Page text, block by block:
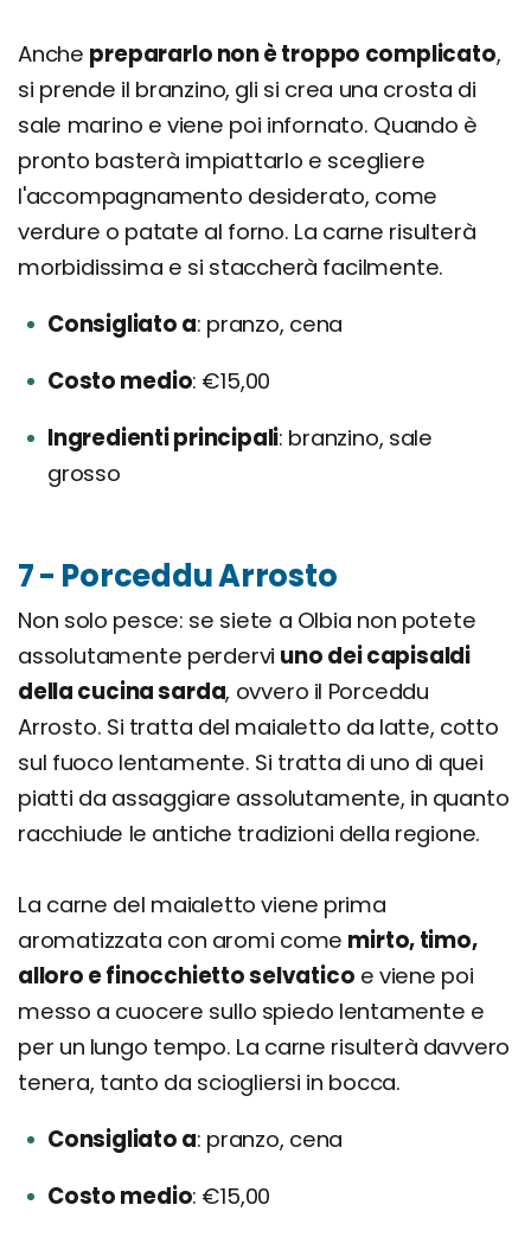
Anche prepararlo non è troppo complicato,
si prende il branzino, gli si crea una crosta di
sale marino e viene poi infornato. Quando è
pronto basterà impiattarlo e scegliere
l'accompagnamento desiderato, come
verdure o patate al forno. La carne risulterà
morbidissima e si staccherà facilmente.
Consigliato a pranzo, cena
Costo medio €15,00
Ingredienti principali branzino, sale
grosso
7 - Porceddu Arrosto
Non solo pesce: se siete a Olbia non potete
assolutamente perdervi uno dei capisaldi
della cucina sarda, ovvero il Porceddu
Arrosto. Si tratta del maialetto da latte, cotto
sul fuoco lentamente. Si tratta di uno di quei
piatti da assaggiare assolutamente, in quanto
racchiude le antiche tradizioni della regione.
La carne del maialetto viene prima
aromatizzata con aromi come mirto, timo,
alloro e finocchietto selvatico e viene poi
messo a cuocere sullo spiedo lentamente e
per un lungo tempo. La carne risulterà davvero
tenera, tanto da sciogliersi in bocca.
Consigliato a pranzo, cena
Costo medio €15,00